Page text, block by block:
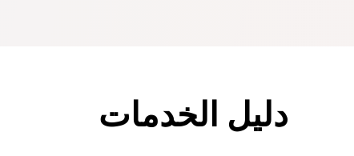
دليل الخدمات